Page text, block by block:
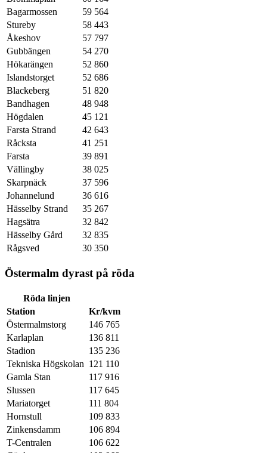
Bagarmossen
59 564
Stureby
58 443
Åkeshov
57 797
Gubbängen
54 270
Hökarängen
52 860
Islandstorget
52 686
Blackeberg
51 820
Bandhagen
48 948
Högdalen
45 121
Farsta Strand
42 643
Råcksta
41 251
Farsta
39 891
Vällingby
38 025
Skarpnäck
37 596
Johannelund
36 616
Hässelby Strand
35 267
Hagsätra
32 842
Hässelby Gård
32 835
Rågsved
30 350
Östermalm dyrast på röda
Röda linjen
Station
Kr/kvm
Östermalmstorg
146 765
Karlaplan
136 811
Stadion
135 236
Tekniska Högskolan 121 110
Gamla Stan
117 916
Slussen
117 645
Mariatorget
111 804
Hornstull
109 833
Zinkensdamm
106 894
T-Centralen
106 622